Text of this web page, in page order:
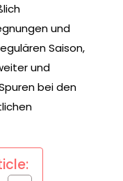
und
Saison,
und
bei den